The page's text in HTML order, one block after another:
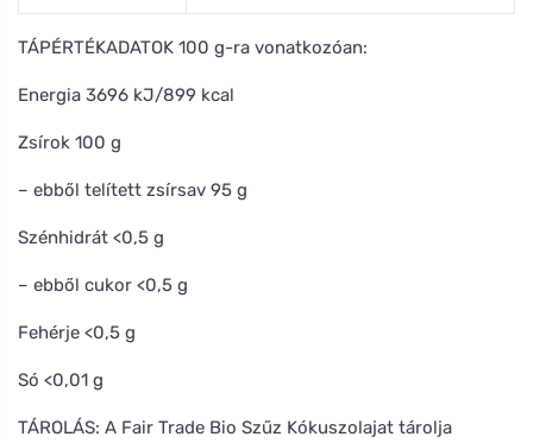
TÁPÉRTÉKADATOK 100 g-ra vonatkozóan:
Energia 3696 kJ/899 kcal
Zsírok 100 g
– ebből telített zsírsav 95 g
Szénhidrát <0,5 g
– ebből cukor <0,5 g
Fehérje <0,5 g
Só <0,01 g
TÁROLÁS: A Fair Trade Bio Szűz Kókuszolajat tárolja